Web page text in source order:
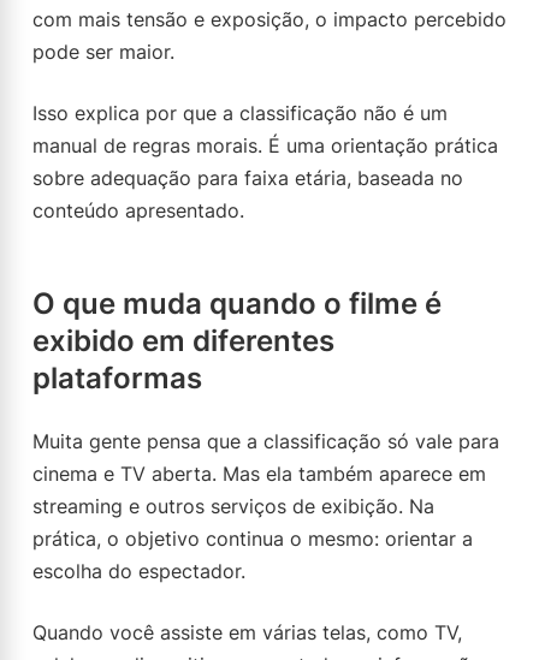
com mais tensão e exposição, o impacto percebido
pode ser maior.
Isso explica por que a classificação não é um
manual de regras morais. É uma orientação prática
sobre adequação para faixa etária, baseada no
conteúdo apresentado.
O que muda quando o filme é
exibido em diferentes
plataformas
Muita gente pensa que a classificação só vale para
cinema e TV aberta. Mas ela também aparece em
streaming e outros serviços de exibição. Na
prática, o objetivo continua o mesmo: orientar a
escolha do espectador.
Quando você assiste em várias telas, como TV,